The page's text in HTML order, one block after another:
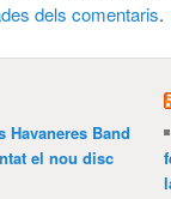
dels comentaris.
Band
el nou disc